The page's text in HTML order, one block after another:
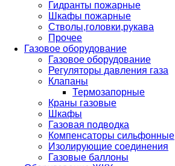
Гидранты пожарные
Шкафы пожарные
Стволы,головки,рукава
Прочее
Газовое оборудование
Газовое оборудование
Регуляторы давления газа
Клапаны
Термозапорные
Краны газовые
Шкафы
Газовая подводка
Компенсаторы сильфонные
Изолирующие соединения
Газовые баллоны